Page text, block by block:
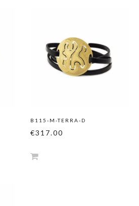
B115-M-TERRA-D
€317.00